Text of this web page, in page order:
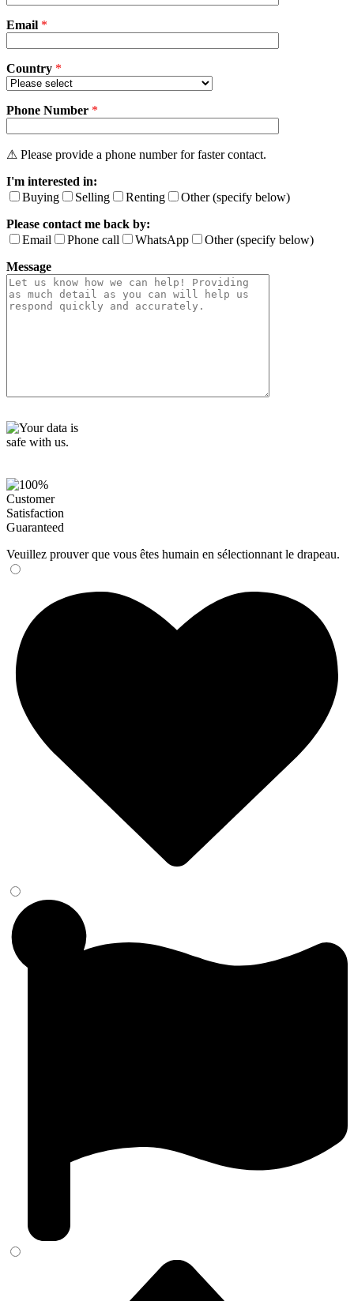
l
e
z
i
s
e
c
e
h
a
p
v
i
d
Email *
Country *
Phone Number *
⚠ Please provide a phone number for faster contact.
I'm interested in:
Buying
Selling Renting
Other (specify below)
Please contact me back by:
Email
Phone call WhatsApp
Other (specify below)
Message
Veuillez prouver que vous êtes humain en sélectionnant le drapeau.